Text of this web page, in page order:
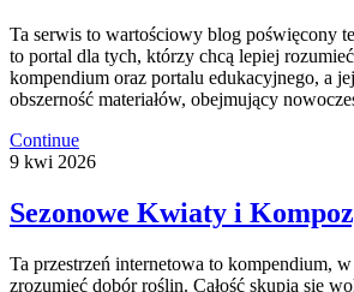
Ta serwis to wartościowy blog poświęcony
to portal dla tych, którzy chcą lepiej
kompendium oraz portalu edukacyjnego, a
obszerność materiałów, obejmujący
Continue
9 kwi 2026
Sezonowe Kwiaty i
Ta przestrzeń internetowa to kompendium,
zrozumieć dobór roślin. Całość skupia się